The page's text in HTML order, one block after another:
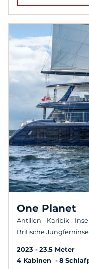
One Planet
Antillen - Karibik -
Britische
2023
23.5 Meter
4 Kabinen
8